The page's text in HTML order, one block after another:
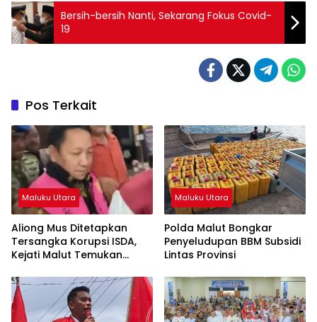
Bersih-bersih Nanti, Sekarang Fokus Covid-
19
Pos Terkait
Maluku Utara
Aliong Mus Ditetapkan
Tersangka Korupsi ISDA,
Kejati Malut Temukan
Maluku Utara
Polda Malut Bongkar
Penyeludupan BBM Subsidi
Lintas Provinsi